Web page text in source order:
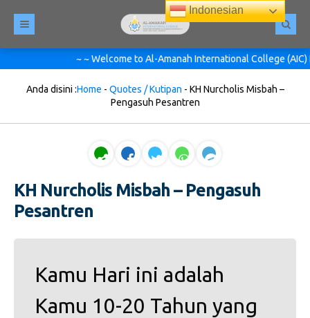
~ ~ Welcome to Al-Amanah International College
Anda disini :Home - Quotes / Kutipan - KH Nurcholis Misbah –
Pengasuh Pesantren
KH Nurcholis Misbah – Pengasuh
Pesantren
Kamu Hari ini adalah
Kamu 10-20 Tahun yang
Indonesian